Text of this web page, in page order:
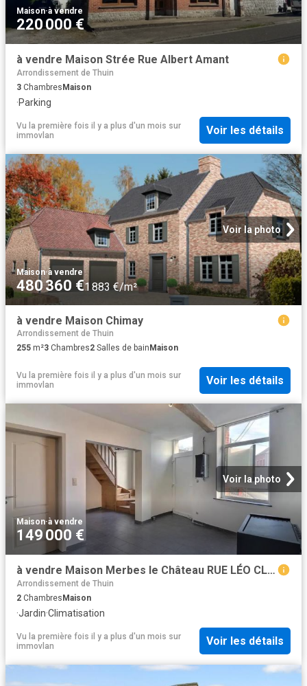
Maison·à vendre
220 000 €
à vendre Maison Strée Rue Albert Amant
Arrondissement de Thuin
3 ChambresMaison
·Parking
Vu la première fois il y a plus d'un mois sur
immovlan
Voir les détails
Voir la photo
Maison·à vendre
480 360 €1 883 €/m²
à vendre Maison Chimay
Arrondissement de Thuin
255 m²3 Chambres2 Salles de bain Maison
Vu la première fois il y a plus d'un mois sur
immovlan
Voir les détails
Voir la photo
Maison·à vendre
149 000 €
à vendre Maison Merbes le Château RUE LÉO CLARETIE
Arrondissement de Thuin
2 ChambresMaison
·Jardin·Climatisation
Vu la première fois il y a plus d'un mois sur
immovlan
Voir les détails